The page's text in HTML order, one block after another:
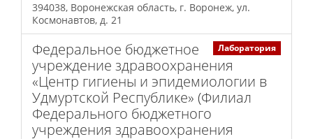
394038, Воронежская область, г. Воронеж, ул.
Космонавтов, д. 21
Лаборатория
Федеральное бюджетное
учреждение здравоохранения
«Центр гигиены и эпидемиологии в
Удмуртской Республике» (Филиал
Федерального бюджетного
учреждения здравоохранения